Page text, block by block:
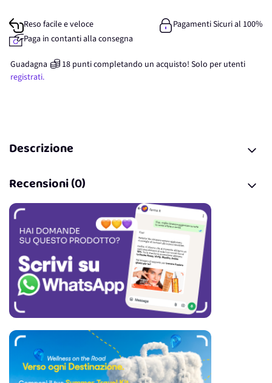
Reso facile e veloce
Pagamenti Sicuri al 100%
Paga in contanti alla consegna
Guadagna 18 punticompletando un acquisto! Solo per utenti
registrati.
Descrizione
Recensioni (0)